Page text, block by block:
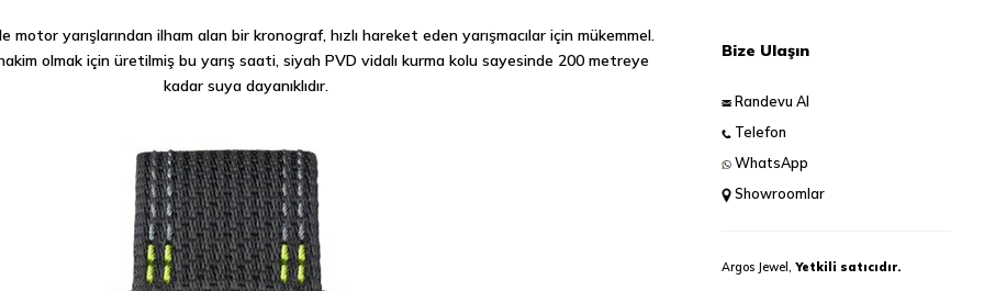
motor yarışlarından ilham alan bir kronograf, hızlı hareket eden yarışmacılar için mükemmel.
olmak için üretilmiş bu yarış saati, siyah PVD vidalı kurma kolu sayesinde 200 metreye
kadar suya dayanıklıdır.
Bize Ulaşın
Randevu Al
Telefon
WhatsApp
Showroomlar
Argos Jewel,Yetkili satıcıdır.